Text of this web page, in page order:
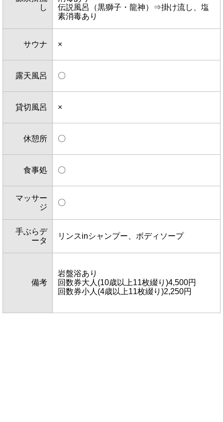
し
伝説風呂（黒獅子・龍神）⇒掛け流し、塩
素消毒あり
サウナ ×
露天風呂 〇
貸切風呂 ×
休憩所 〇
食事処 〇
マッサー
ジ
〇
手ぶらデ
ータ
リンスinシャンプー、ボディソープ
備考
岩盤浴あり
回数券大人(10歳以上11枚綴り)4,500円
回数券小人(4歳以上11枚綴り)2,250円